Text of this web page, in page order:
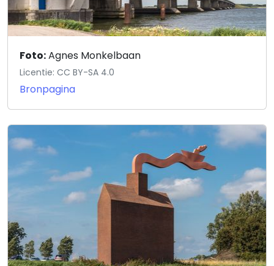
Foto:Agnes Monkelbaan
Licentie: CC BY-SA 4.0
Bronpagina